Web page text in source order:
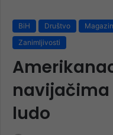
BiH Društvo Magazin
Zanimljivosti
navijačima
ludo